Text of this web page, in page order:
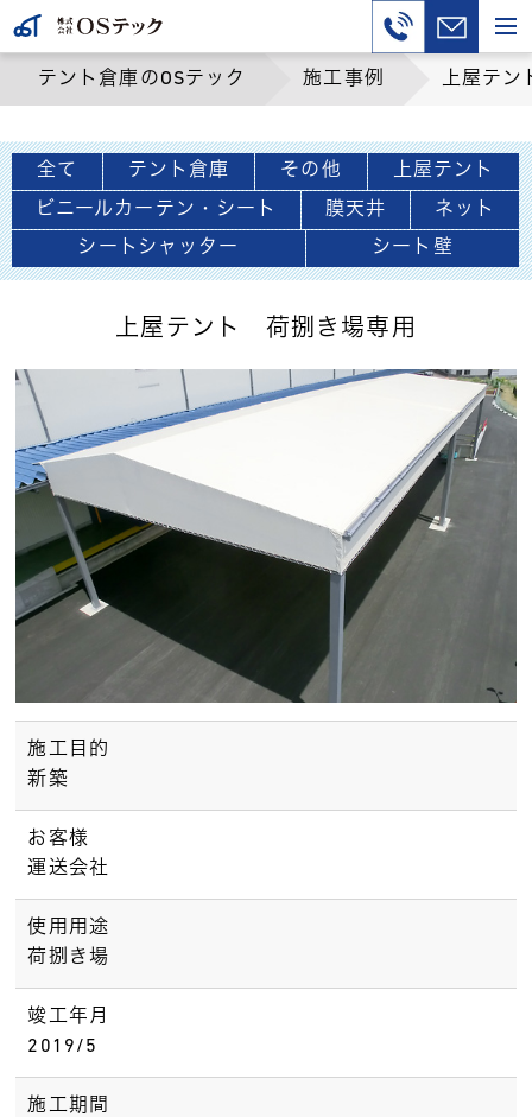
テント倉庫のOSテック 施工事例 上屋テ
全て テント倉庫 その他 上屋テント
ビニールカーテン・シート 膜天井 ネット
シートシャッター シート壁
上屋テント 荷捌き場専用
施工目的
新築
お客様
運送会社
使用用途
荷捌き場
竣工年月
2019/5
施工期間